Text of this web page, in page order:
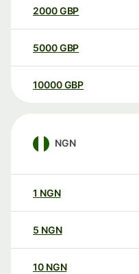
2000GBP
5000GBP
10000 GBP
NGN
1 NGN
5 NGN
10 NGN